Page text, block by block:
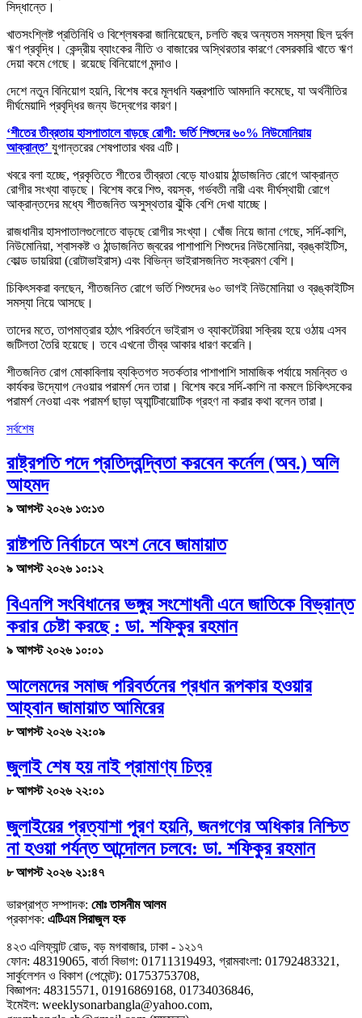
সিদ্ধান্তে।
খাতসংশ্লিষ্ট প্রতিনিধি ও বিশ্লেষকরা জানিয়েছেন, চলতি বছর অন্যতম সমস্যা ছিল দুর্বল
ঋণ প্রবৃদ্ধি। কেন্দ্রীয় ব্যাংকের নীতি ও বাজারের অস্থিরতার কারণে বেসরকারি খাতে ঋণ
দেয়া কমে গেছে। রয়েছে বিনিয়োগে মন্দাও।
দেশে নতুন বিনিয়োগ হয়নি, বিশেষ করে মূলধনি যন্ত্রপাতি আমদানি কমেছে, যা অর্থনীতির
দীর্ঘমেয়াদি প্রবৃদ্ধির জন্য উদ্বেগের কারণ।
‘শীতের তীব্রতায় হাসপাতালে বাড়ছে রোগী: ভর্তি শিশুদের ৬০% নিউমোনিয়ায়
আক্রান্ত’ যুগান্তরের শেষপাতার খবর এটি।
খবরে বলা হচ্ছে, প্রকৃতিতে শীতের তীব্রতা বেড়ে যাওয়ায় ঠান্ডাজনিত রোগে আক্রান্ত
রোগীর সংখ্যা বাড়ছে। বিশেষ করে শিশু, বয়স্ক, গর্ভবতী নারী এবং দীর্ঘস্থায়ী রোগে
আক্রান্তদের মধ্যে শীতজনিত অসুস্থতার ঝুঁকি বেশি দেখা যাচ্ছে।
রাজধানীর হাসপাতালগুলোতে বাড়ছে রোগীর সংখ্যা। খোঁজ নিয়ে জানা গেছে, সর্দি-কাশি,
নিউমোনিয়া, শ্বাসকষ্ট ও ঠান্ডাজনিত জ্বরের পাশাপাশি শিশুদের নিউমোনিয়া, ব্রঙ্কাইটিস,
কোল্ড ডায়রিয়া (রোটাভাইরাস) এবং বিভিন্ন ভাইরাসজনিত সংক্রমণ বেশি।
চিকিৎসকরা বলছেন, শীতজনিত রোগে ভর্তি শিশুদের ৬০ ভাগই নিউমোনিয়া ও ব্রঙ্কাইটিস
সমস্যা নিয়ে আসছে।
তাদের মতে, তাপমাত্রার হঠাৎ পরিবর্তনে ভাইরাস ও ব্যাকটেরিয়া সক্রিয় হয়ে ওঠায় এসব
জটিলতা তৈরি হয়েছে। তবে এখনো তীব্র আকার ধারণ করেনি।
শীতজনিত রোগ মোকাবিলায় ব্যক্তিগত সতর্কতার পাশাপাশি সামাজিক পর্যায়ে সমন্বিত ও
কার্যকর উদ্যোগ নেওয়ার পরামর্শ দেন তারা। বিশেষ করে সর্দি-কাশি না কমলে চিকিৎসকের
পরামর্শ নেওয়া এবং পরামর্শ ছাড়া অ্যান্টিবায়োটিক গ্রহণ না করার কথা বলেন তারা।
সর্বশেষ
রাষ্ট্রপতি পদে প্রতিদ্বন্দ্বিতা করবেন কর্নেল (অব.) অলি
আহমদ
৯ আগস্ট ২০২৬ ১৩:১৩
রাষ্টপতি নির্বাচনে অংশ নেবে জামায়াত
৯ আগস্ট ২০২৬ ১০:১২
বিএনপি সংবিধানের ভঙ্গুর সংশোধনী এনে জাতিকে বিভ্রান্ত
করার চেষ্টা করছে : ডা. শফিকুর রহমান
৯ আগস্ট ২০২৬ ১০:০১
আলেমদের সমাজ পরিবর্তনের প্রধান রূপকার হওয়ার
আহ্বান জামায়াত আমিরের
৮ আগস্ট ২০২৬ ২২:০৯
জুলাই শেষ হয় নাই প্রামাণ্য চিত্র
৮ আগস্ট ২০২৬ ২২:০১
জুলাইয়ের প্রত্যাশা পূরণ হয়নি, জনগণের অধিকার নিশ্চিত
না হওয়া পর্যন্ত আন্দোলন চলবে: ডা. শফিকুর রহমান
৮ আগস্ট ২০২৬ ২১:৪৭
ভারপ্রাপ্ত সম্পাদক: মোঃ তাসনীম আলম
প্রকাশক: এটিএম সিরাজুল হক
৪২৩ এলিফ্যান্ট রোড, বড় মগবাজার, ঢাকা - ১২১৭
ফোন: 48319065, বার্তা বিভাগ: 01711319493, গ্রামবাংলা: 01792483321,
সার্কুলেশন ও বিকাশ (পেমেন্ট): 01753753708,
বিজ্ঞাপন: 48315571, 01916869168, 01734036846,
ইমেইল: weeklysonarbangla@yahoo.com,